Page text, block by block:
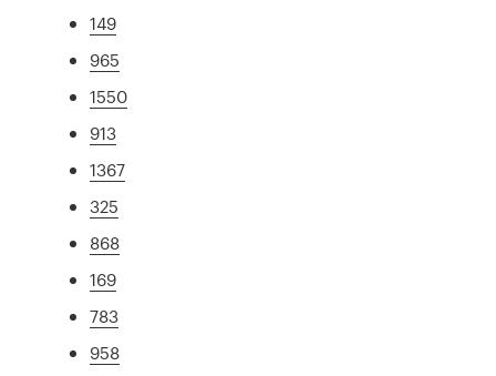
149
965
1550
913
1367
325
868
169
783
958